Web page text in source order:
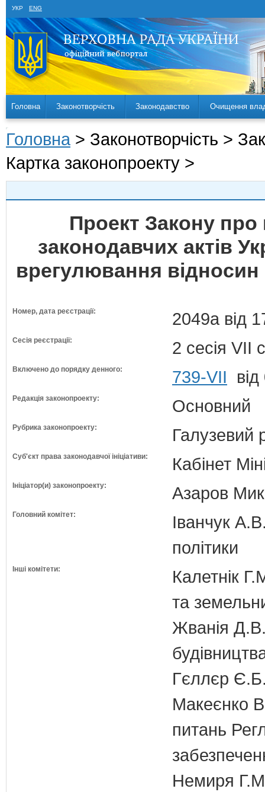
УКР ENG
Головна Законотворчість Законодавство Очищення
Головна > Законотворчість >
Картка законопроекту >
Проект Закону про
законодавчих актів
врегулювання
Номер, дата реєстрації: 2049а від
Сесія реєстрації: 2 сесія VII
Включено до порядку денного: 739-VII
Редакція законопроекту: Основний
Рубрика законопроекту: Галузевий
Суб'єкт права законодавчої ініціативи: Кабінет
Ініціатор(и) законопроекту: Азаров
Головний комітет:
Іванчук
політики
Інші комітети:
Калетнік
та
Жванія
Гєллєр
Макеєнко
питань
Немиря